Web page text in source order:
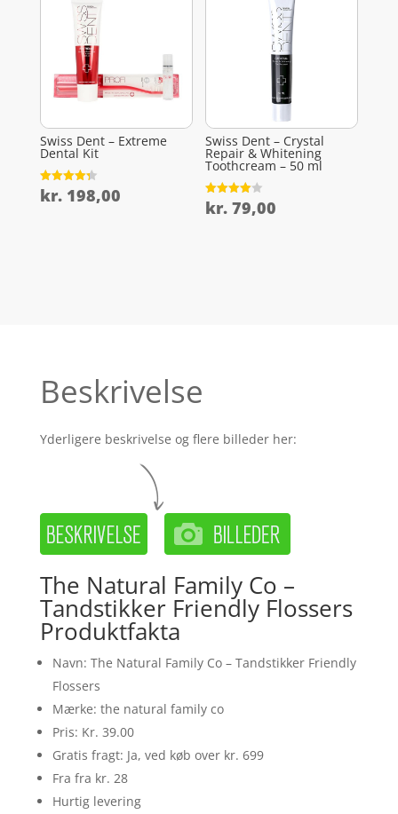
Swiss Dent – Extreme
Dental Kit
Vurderet
4.3
kr.198,00
Swiss Dent – Crystal
Repair & Whitening
Toothcream – 50 ml
Vurderet
4
kr. 79,00
Beskrivelse
Yderligere beskrivelse og flere billeder her:
The Natural Family Co –
Tandstikker Friendly Flossers
Produktfakta
Navn: The Natural Family Co – Tandstikker Friendly
Flossers
Mærke: the natural family co
Pris: Kr. 39.00
Gratis fragt: Ja, ved køb over kr. 699
Fra fra kr. 28
Hurtig levering